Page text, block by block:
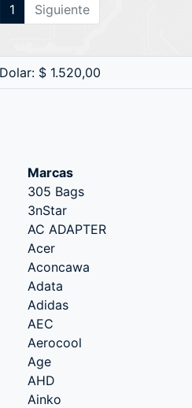
1 Siguiente
$ 1.520,00
Marcas
305 Bags
3nStar
AC ADAPTER
Acer
Aconcawa
Adata
Adidas
AEC
Aerocool
Age
AHD
Ainko